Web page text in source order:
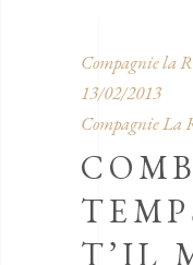
Compagnie la
13/02/2013
Compagnie La
T’IL